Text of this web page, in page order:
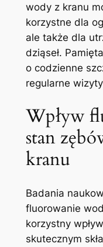
wody z kranu
korzystne dla
ale⁣ także dla
dziąseł.
o codzienne
regularne
Wpływ
stan
kranu
Badania
⁤fluorowanie
korzystny
skutecznym⁤